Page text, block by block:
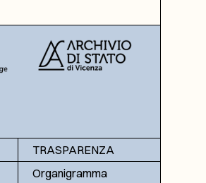
TRASPARENZA
Organigramma